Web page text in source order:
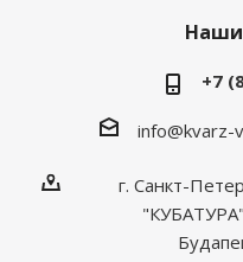
Наши
+7
info@kvarz-
г. Санкт-